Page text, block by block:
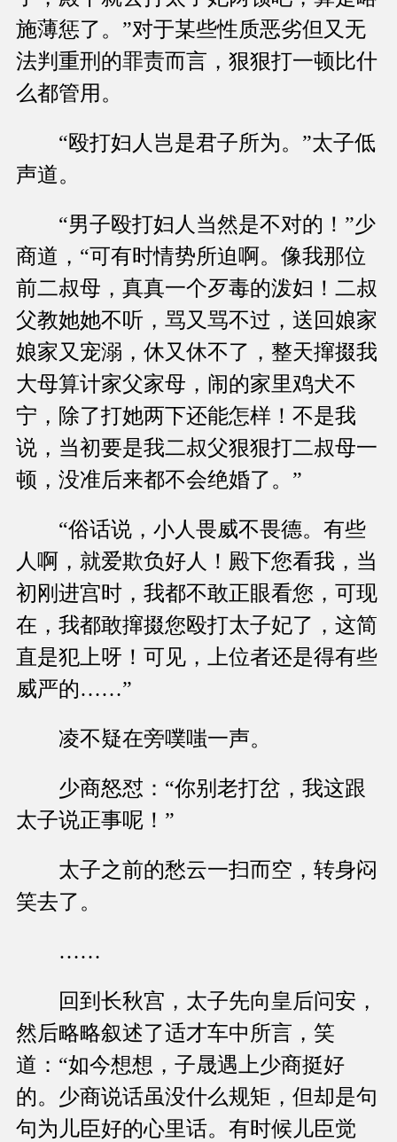
施薄惩了。”对于某些性质恶劣但又无
法判重刑的罪责而言，狠狠打一顿比什
么都管用。
“殴打妇人岂是君子所为。”太子低
声道。
“男子殴打妇人当然是不对的！”少
商道，“可有时情势所迫啊。像我那位
前二叔母，真真一个歹毒的泼妇！二叔
父教她她不听，骂又骂不过，送回娘家
娘家又宠溺，休又休不了，整天撺掇我
大母算计家父家母，闹的家里鸡犬不
宁，除了打她两下还能怎样！不是我
说，当初要是我二叔父狠狠打二叔母一
顿，没准后来都不会绝婚了。”
“俗话说，小人畏威不畏德。有些
人啊，就爱欺负好人！殿下您看我，当
初刚进宫时，我都不敢正眼看您，可现
在，我都敢撺掇您殴打太子妃了，这简
直是犯上呀！可见，上位者还是得有些
威严的……”
凌不疑在旁噗嗤一声。
少商怒怼：“你别老打岔，我这跟
太子说正事呢！”
太子之前的愁云一扫而空，转身闷
笑去了。
……
回到长秋宫，太子先向皇后问安，
然后略略叙述了适才车中所言，笑
道：“如今想想，子晟遇上少商挺好
的。少商说话虽没什么规矩，但却是句
句为儿臣好的心里话。有时候儿臣觉